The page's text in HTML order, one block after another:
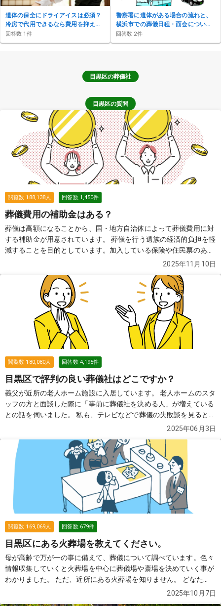
遺体の保全にドライアイスは必須？
冷房で代用できるなら費用を抑えた
いのですが…
回答数 1 件
警察署に遺体がある場合の流れと、
横浜市での葬儀日程・面会について
知りたい
回答数 2件
目黒区の葬儀社
目黒区の質問
閲覧数 188,138人 回答数 1,450件
葬儀費用の補助金はある？
葬儀は高額になることから、国・地方自治体によって葬儀費用に対
する補助金が用意されています。 葬儀を行う遺族の経済的負担を軽
減することを目的としています。加入している保険や住民票のある
自治体によって、もらえる金額や必要な申請書類などが異なります
2025年11月10日
閲覧数 180,080人 回答数 4,195件
目黒区で評判の良い葬儀社はどこですか？
義父が近所の老人ホーム施設に入居しています。 老人ホームのスタ
ッフの方と面談した際に「事前に葬儀社を決める人」が増えている
との話を伺いました。 私も、テレビなどで葬儀の失敗談を見ると、
事前に葬儀社を把握していた方がいいのかな？と思って、色々調べ
葬儀社を2〜3社教えていただけませんでしょうか？
2025年06月3日
閲覧数 169,069人 回答数 679件
目黒区にある火葬場を教えてください。
母が高齢で万が一の事に備えて、葬儀について調べています。色々
情報収集していくと火葬場を中心に葬儀場や斎場を決めていく事が
わかりました。 ただ、近所にある火葬場を知りません。 どなた
か、近所にある火葬場を教えていただけませんでしょうか？続き
2025年10月7日